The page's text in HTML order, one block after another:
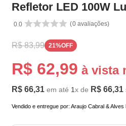
Refletor LED 100W
0.0 0 avaliações
R$ 83,99 21%OFF
R$ 62,99 à vista
R$ 66,31 em até 1x de R$ 66,31
Vendido e entregue por:Araujo Cabral & Alves